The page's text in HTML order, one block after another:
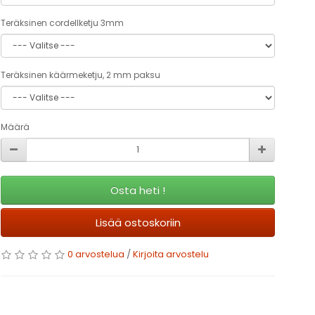
Teräksinen cordellketju 3mm
Teräksinen käärmeketju, 2 mm paksu
Määrä
Osta heti !
Lisää ostoskoriin
0 arvostelua / Kirjoita arvostelu